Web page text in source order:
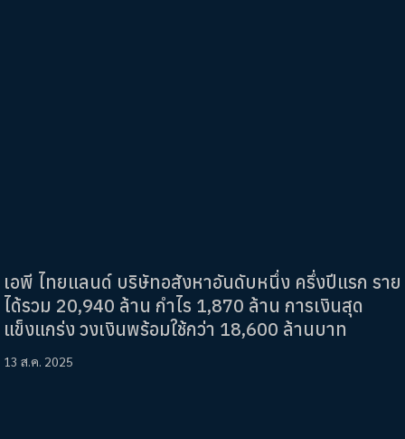
เอพี ไทยแลนด์ บริษัทอสังหาอันดับหนึ่ง ครึ่งปีแรก ราย
ได้รวม 20,940 ล้าน กำไร 1,870 ล้าน การเงินสุด
แข็งแกร่ง วงเงินพร้อมใช้กว่า 18,600 ล้านบาท
13 ส.ค. 2025